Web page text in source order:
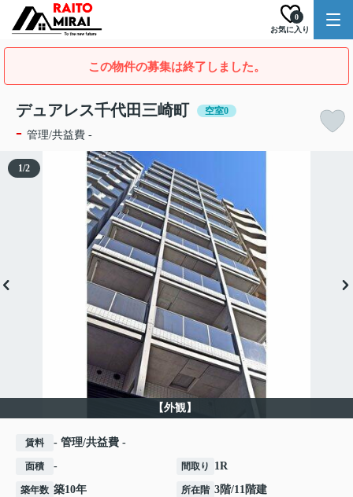
お気に入り
0
この物件の募集は終了しました。
デュアレス千代田三崎町 空室0
- 管理/共益費 -
【外観】
1/2
賃料 - 管理/共益費 -
面積 - 間取り 1R
築年数 築10年 所在階 3階/11階建